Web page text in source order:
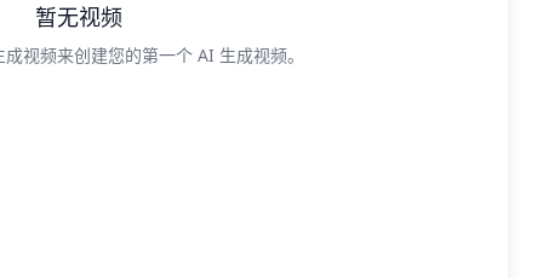
暂无视频
视频来创建您的第一个 AI 生成视频。